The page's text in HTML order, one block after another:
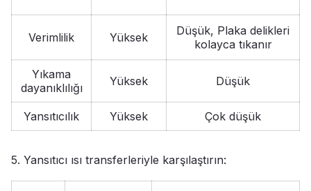
Verimlilik Yüksek
Düşük, Plaka delikleri
kolayca tıkanır
Yıkama
dayanıklılığı
Yüksek Düşük
Yansıtıcılık Yüksek Çok düşük
5. Yansıtıcı ısı transferleriyle karşılaştırın: